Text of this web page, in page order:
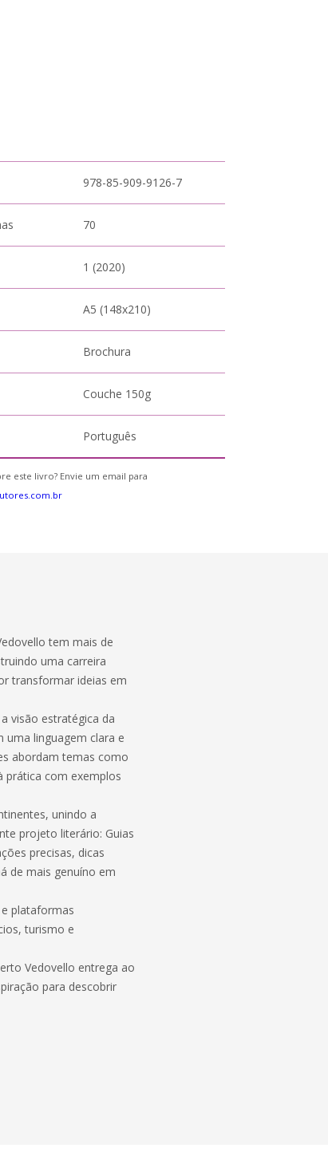
978-85-909-9126-7
70
1 (2020)
A5 (148x210)
Brochura
Couche 150g
Português
este livro? Envie um email para
tem mais de
uma carreira
transformar ideias em
visão estratégica da
uma linguagem clara e
abordam temas como
prática com exemplos
unindo a
projeto literário: Guias
precisas, dicas
de mais genuíno em
plataformas
turismo e
Vedovello entrega ao
para descobrir